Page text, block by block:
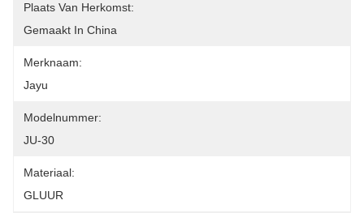
Plaats Van Herkomst:
Gemaakt In China
Merknaam:
Jayu
Modelnummer:
JU-30
Materiaal:
GLUUR